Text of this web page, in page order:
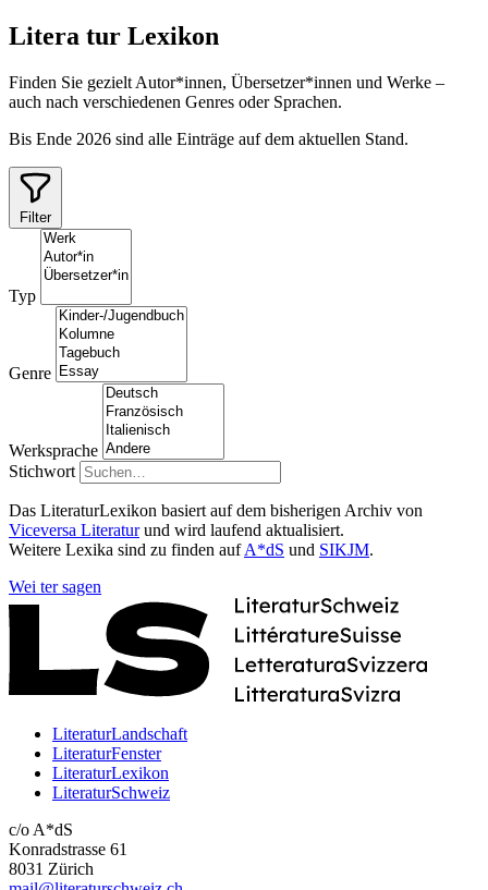
Litera tur Lexikon
Finden Sie gezielt Autor*innen, Übersetzer*innen und Werke –
auch nach verschiedenen Genres oder Sprachen.
Bis Ende 2026 sind alle Einträge auf dem aktuellen Stand.
Filter
Typ
Genre
Werksprache
Stichwort
Das LiteraturLexikon basiert auf dem bisherigen Archiv von
Viceversa Literaturund wird laufend aktualisiert.
Weitere Lexika sind zu finden aufA*dS und SIKJM.
Wei ter sagen
LiteraturLandschaft
LiteraturFenster
LiteraturLexikon
LiteraturSchweiz
c/o A*dS
Konradstrasse 61
8031 Zürich